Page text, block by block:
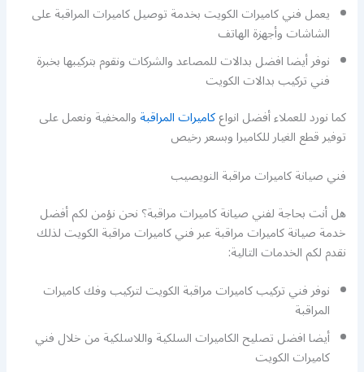
يعمل فني كاميرات الكويت بخدمة توصيل كاميرات المراقبة على
الشاشات وأجهزة الهاتف
نوفر أيضا افضل بدالات للمصاعد والشركات ونقوم بتركيبها بخبرة
فني تركيب بدالات الكويت
كما نورد للعملاء أفضل انواعكاميرات المراقبةوالمخفية ونعمل على
توفير قطع الغيار للكاميرا وبسعر رخيص
فني صيانة كاميرات مراقبة النويصيب
هل أنت بحاجة لفني صيانة كاميرات مراقبة؟ نحن نؤمن لكم أفضل
خدمة صيانة كاميرات مراقبة عبر فني كاميرات مراقبة الكويت لذلك
نقدم لكم الخدمات التالية:
نوفر فني تركيب كاميرات مراقبة الكويت لتركيب وفك كاميرات
المراقبة
أيضا افضل تصليح الكاميرات السلكية واللاسلكية من خلال فني
كاميرات الكويت